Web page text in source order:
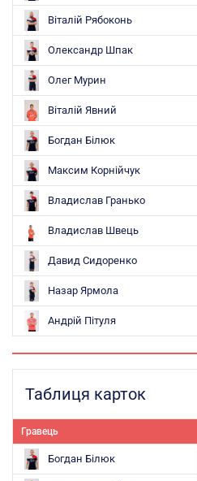
Віталій Рябоконь
Олександр Шпак
Олег Мурин
Віталій Явний
Богдан Білюк
Максим Корнійчук
Владислав Гранько
Владислав Швець
Давид Сидоренко
Назар Ярмола
Андрій Пітуля
Таблиця карток
Гравець
Богдан Білюк